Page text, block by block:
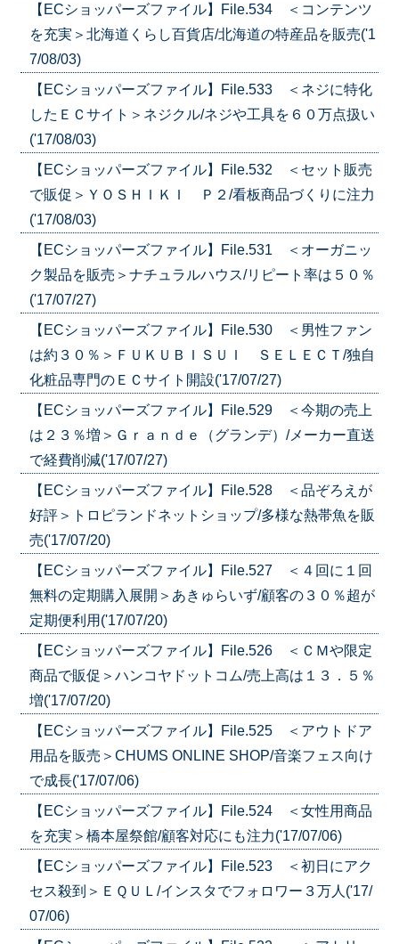
【ECショッパーズファイル】File.534 ＜コンテンツ
を充実＞北海道くらし百貨店/北海道の特産品を販売('1
7/08/03)
【ECショッパーズファイル】File.533 ＜ネジに特化
したＥＣサイト＞ネジクル/ネジや工具を６０万点扱い
('17/08/03)
【ECショッパーズファイル】File.532 ＜セット販売
で販促＞ＹＯＳＨＩＫＩ Ｐ２/看板商品づくりに注力
('17/08/03)
【ECショッパーズファイル】File.531 ＜オーガニッ
ク製品を販売＞ナチュラルハウス/リピート率は５０％
('17/07/27)
【ECショッパーズファイル】File.530 ＜男性ファン
は約３０％＞ＦＵＫＵＢＩＳＵＩ ＳＥＬＥＣＴ/独自
化粧品専門のＥＣサイト開設('17/07/27)
【ECショッパーズファイル】File.529 ＜今期の売上
は２３％増＞Ｇｒａｎｄｅ（グランデ）/メーカー直送
で経費削減('17/07/27)
【ECショッパーズファイル】File.528 ＜品ぞろえが
好評＞トロピランドネットショップ/多様な熱帯魚を販
売('17/07/20)
【ECショッパーズファイル】File.527 ＜４回に１回
無料の定期購入展開＞あきゅらいず/顧客の３０％超が
定期便利用('17/07/20)
【ECショッパーズファイル】File.526 ＜ＣＭや限定
商品で販促＞ハンコヤドットコム/売上高は１３．５％
増('17/07/20)
【ECショッパーズファイル】File.525 ＜アウトドア
用品を販売＞CHUMS ONLINE SHOP/音楽フェス向け
で成長('17/07/06)
【ECショッパーズファイル】File.524 ＜女性用商品
を充実＞橋本屋祭館/顧客対応にも注力('17/07/06)
【ECショッパーズファイル】File.523 ＜初日にアク
セス殺到＞ＥＱＵＬ/インスタでフォロワー３万人('17/
07/06)